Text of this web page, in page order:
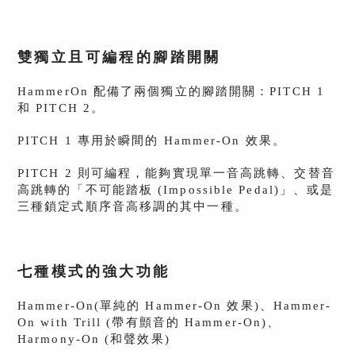
雙獨立且可編程的腳踏開關
HammerOn 配備了兩個獨立的腳踏開關：PITCH 1
和 PITCH 2。
PITCH 1 專用於瞬間的 Hammer-On 效果。
PITCH 2 則可編程，能夠實現單一音高跳轉、交替音
高跳轉的「不可能踏板 (Impossible Pedal)」、或是
三種鎖定式順序音高移調的其中一種。
七種模式的強大功能
Hammer-On(單純的 Hammer-On 效果)、Hammer-
On with Trill (帶有顫音的 Hammer-On)、
Harmony-On (和聲效果)